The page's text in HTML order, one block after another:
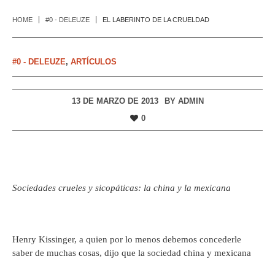
HOME #0 - DELEUZE EL LABERINTO DE LA CRUELDAD
#0 - DELEUZE, ARTÍCULOS
13 DE MARZO DE 2013 BY ADMIN
0
Sociedades crueles y sicopáticas: la china y la mexicana
Henry Kissinger, a quien por lo menos debemos concederle
saber de muchas cosas, dijo que la sociedad china y mexicana